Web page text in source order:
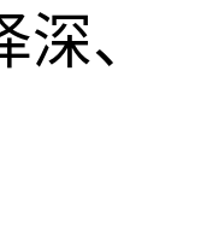
、